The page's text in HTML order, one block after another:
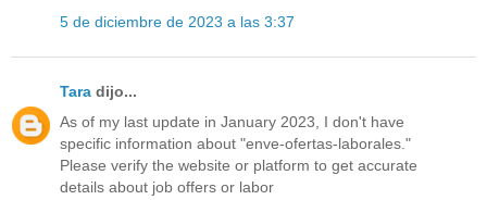
5 de diciembre de 2023 a las 3:37
Tara dijo...
As of my last update in January 2023, I don't have
specific information about "enve-ofertas-laborales."
Please verify the website or platform to get accurate
details about job offers or labor